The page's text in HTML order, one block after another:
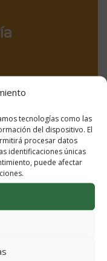
tecnologías como las
del dispositivo. El
procesar datos
identificaciones únicas
puede afectar